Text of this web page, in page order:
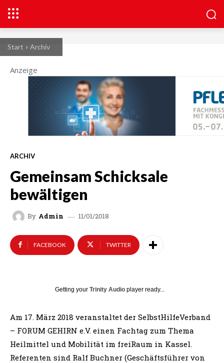
Start Archiv
Anzeige
ARCHIV
Gemeinsam Schicksale
bewältigen
By Admin 11/01/2018
FACEBOOK TWITTER
Getting your Trinity Audio player ready...
Am 17. März 2018 veranstaltet der SelbstHilfeVerband
– FORUM GEHIRN e.V. einen Fachtag zum Thema
Heilmittel und Mobilität im freiRaum in Kassel.
Referenten sind Ralf Buchner (Geschäftsführer von